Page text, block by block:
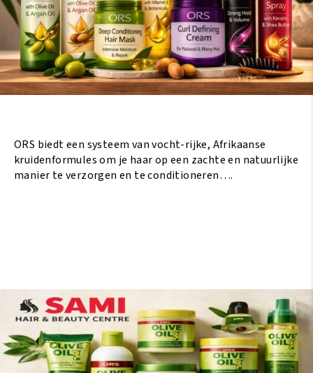
ORS biedt een systeem van vocht-rijke, Afrikaanse
kruidenformules om je haar op een zachte en natuurlijke
manier te verzorgen en te conditioneren….